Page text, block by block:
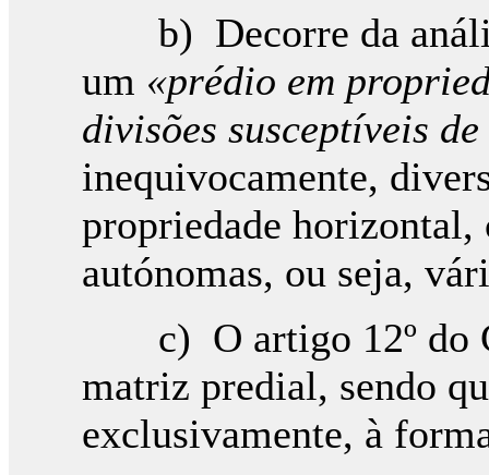
b) Decorre da
um «prédio em
divisões susceptíveis
inequivocamente,
propriedade
autónomas, ou seja,
c) O artigo 12º do
matriz predial, sendo
exclusivamente, à